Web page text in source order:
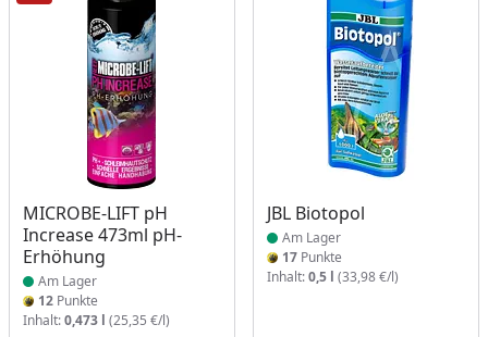
MICROBE-LIFT pH
Increase 473ml pH-
Erhöhung
Produkt am Lager
Am Lager
12 Punkte
Inhalt:0,473 l (25,35 €/l)
JBL Biotopol
Produkt am Lager
Am Lager
17Punkte
Inhalt:0,5 l (33,98 €/l)